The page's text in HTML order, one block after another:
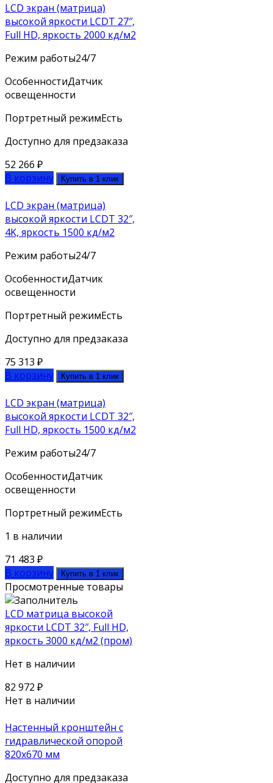
LCD экран (матрица)
высокой яркости LCDT 27″,
Full HD, яркость 2000 кд/м2
Режим работы24/7
ОсобенностиДатчик
освещенности
Портретный режимЕсть
Доступно для предзаказа
52 266 ₽
В корзину
Купить в 1 клик
LCD экран (матрица)
высокой яркости LCDT 32″,
4K, яркость 1500 кд/м2
Режим работы24/7
ОсобенностиДатчик
освещенности
Портретный режимЕсть
Доступно для предзаказа
75 313 ₽
В корзину
Купить в 1 клик
LCD экран (матрица)
высокой яркости LCDT 32″,
Full HD, яркость 1500 кд/м2
Режим работы24/7
ОсобенностиДатчик
освещенности
Портретный режимЕсть
1 в наличии
71 483 ₽
В корзину
Купить в 1 клик
Просмотренные товары
LCD матрица высокой
яркости LCDT 32″, Full HD,
яркость 3000 кд/м2 (пром)
Нет в наличии
82 972 ₽
Нет в наличии
Настенный кронштейн с
гидравлической опорой
820х670 мм
Доступно для предзаказа